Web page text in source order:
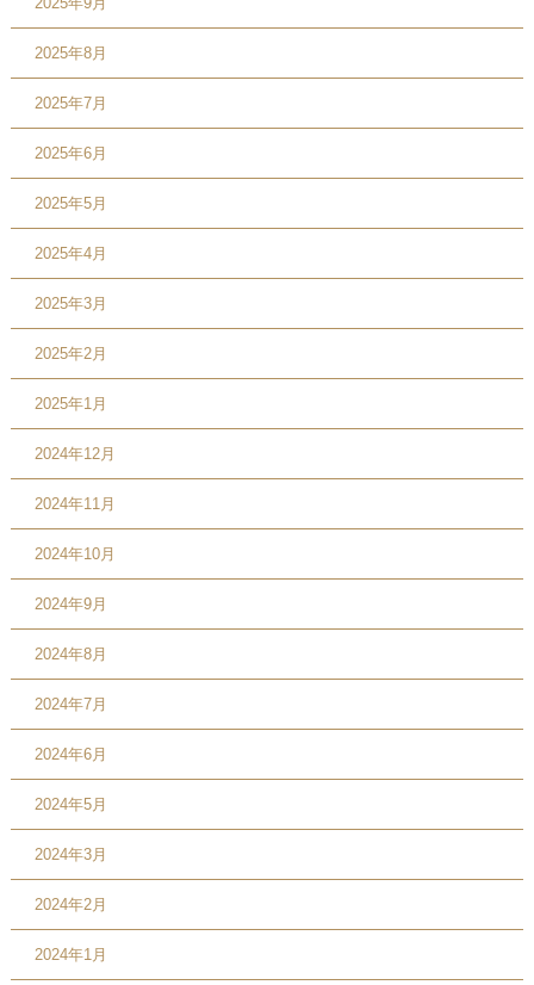
2025年8月
2025年7月
2025年6月
2025年5月
2025年4月
2025年3月
2025年2月
2025年1月
2024年12月
2024年11月
2024年10月
2024年9月
2024年8月
2024年7月
2024年6月
2024年5月
2024年3月
2024年2月
2024年1月